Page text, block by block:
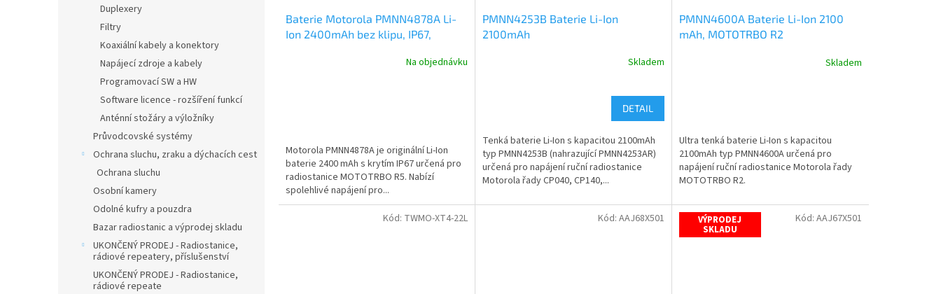
Duplexery
Filtry
Koaxiální kabely a konektory
Napájecí zdroje a kabely
Programovací SW a HW
Software licence - rozšíření funkcí
Anténní stožáry a výložníky
Průvodcovské systémy
Ochrana sluchu, zraku a dýchacích cest
Ochrana sluchu
Osobní kamery
Odolné kufry a pouzdra
Bazar radiostanic a výprodej skladu
UKONČENÝ PRODEJ - Radiostanice,
rádiové repeatery, příslušenství
UKONČENÝ PRODEJ - Radiostanice,
rádiové repeate
Baterie Motorola PMNN4878A Li-
Ion 2400mAh bez klipu, IP67,
Na objednávku
Motorola PMNN4878A je originální Li-Ion
baterie 2400 mAh s krytím IP67 určená pro
radiostanice MOTOTRBO R5. Nabízí
spolehlivé napájení pro...
PMNN4253B Baterie Li-Ion
2100mAh
Skladem
DETAIL
Tenká baterie Li-Ion s kapacitou 2100mAh
typ PMNN4253B (nahrazující PMNN4253AR)
určená pro napájení ruční radiostanice
Motorola řady CP040, CP140,...
PMNN4600A Baterie Li-Ion 2100
mAh, MOTOTRBO R2
Skladem
Ultra tenká baterie Li-Ion s kapacitou
2100mAh typ PMNN4600A určená pro
napájení ruční radiostanice Motorola řady
MOTOTRBO R2.
Kód: TWMO-XT4-22L Kód: AAJ68X501 VÝPRODEJ
SKLADU
Kód: AAJ67X501